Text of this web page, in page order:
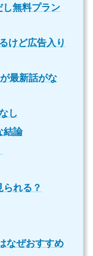
無料プラン
けど広告入り
最新話がな
し
結論
られる？
なぜおすすめ